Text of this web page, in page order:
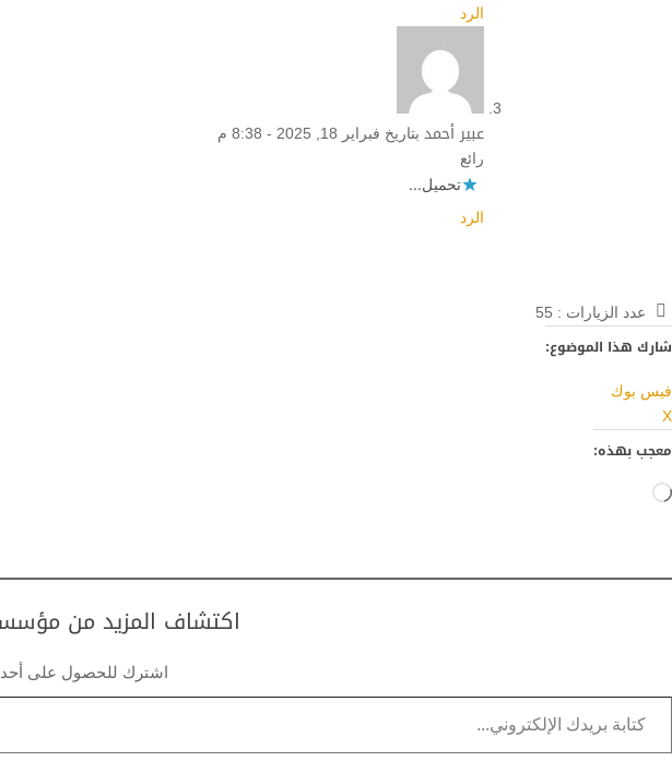
الرد
عبير أحمد بتاريخ فبراير 18, 2025 - 8:38 م
رائع
تحميل...
الرد
عدد الزيارات : 55
شارك هذا الموضوع:
فيس بوك
X
معجب بهذه:
جاري
اكتشاف المزيد من
اشترك للحصول على أحدث
كتابة بريدك الإلكتروني...